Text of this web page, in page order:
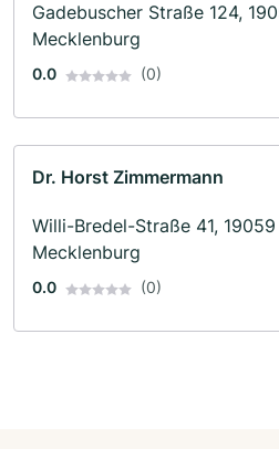
Gadebuscher Straße 124,
Mecklenburg
0.0 (0)
Dr. Horst Zimmermann
Willi-Bredel-Straße 41,
Mecklenburg
0.0 (0)